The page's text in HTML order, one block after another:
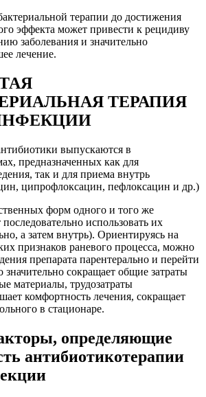
терапии до достижения
эффекта может привести к рецидиву
заболевания и значительно
лечение.
ТЕРАПИЯ
выпускаются в
предназначенных как для
так и для приема внутрь
ципрофлоксацин, пефлоксацин и др.)
форм одного и того же
последовательно использовать их
а затем внутрь). Ориентируясь на
признаков раневого процесса, можно
препарата парентерально и перейти
значительно сокращает общие затраты
материалы, трудозатраты
комфортность лечения, сокращает
в стационаре.
определяющие
антибиотикотерапии